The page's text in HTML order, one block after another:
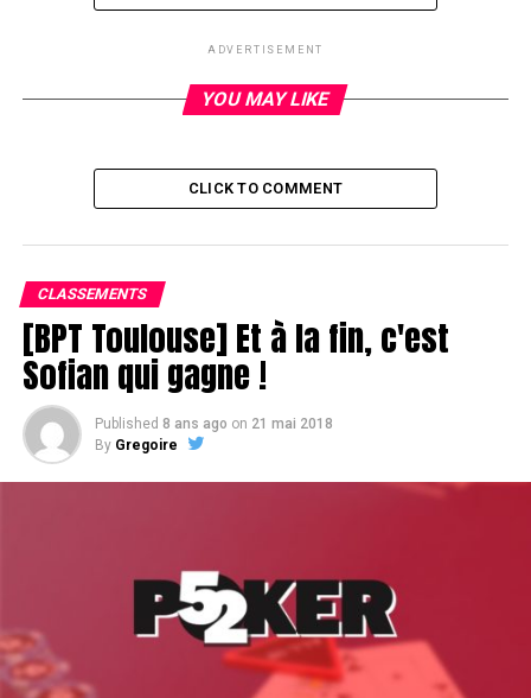
ADVERTISEMENT
YOU MAY LIKE
CLICK TO COMMENT
CLASSEMENTS
[BPT Toulouse] Et à la fin, c'est
Sofian qui gagne !
Published 8 ans ago on 21 mai 2018
By Gregoire